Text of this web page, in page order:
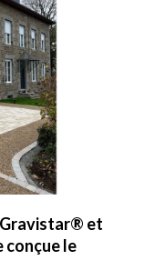
et
conçue le